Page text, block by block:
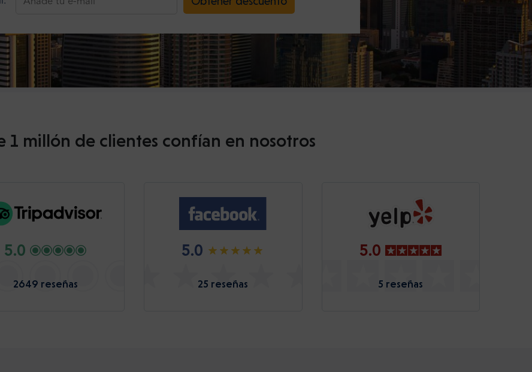
1 millón de clientes confían en nosotros
5.0
2649 reseñas
5.0
25 reseñas
5.0
5 reseñas